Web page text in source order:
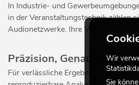
In Industrie- und
in der Veranstaltungstechnik zählen
Audionetzwerke. Ihre Vielseitigkeit
Präzision, Genauigkeit
Für verlässliche Ergebnisse ist eine
Wir
Sie